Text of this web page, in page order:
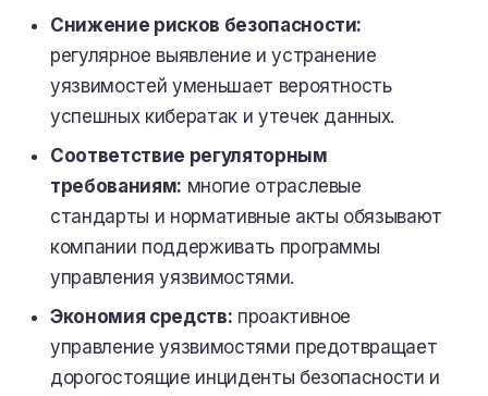
Снижение рисков безопасности:
регулярное выявление и устранение
уязвимостей уменьшает вероятность
успешных кибератак и утечек данных.
Соответствие регуляторным
требованиям: многие отраслевые
стандарты и нормативные акты обязывают
компании поддерживать программы
управления уязвимостями.
Экономия средств: проактивное
управление уязвимостями предотвращает
дорогостоящие инциденты безопасности и